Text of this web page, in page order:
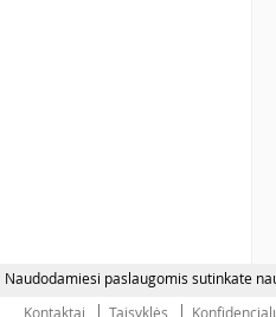
Naudodamiesi paslaugomis sutinkate
Kontaktai Taisyklės